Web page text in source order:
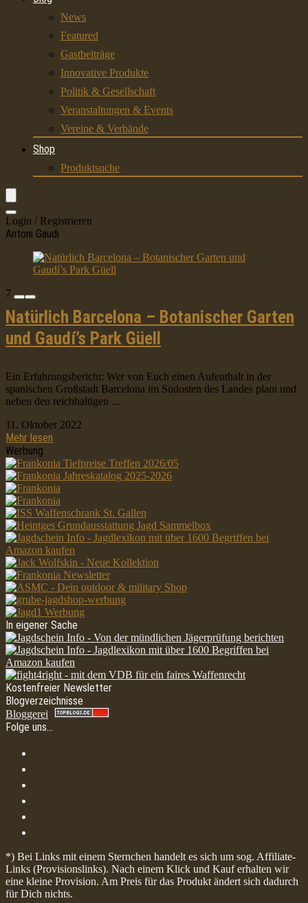
News
Featured
Gastbeiträge
Innovative Produkte
Politik & Gesellschaft
Veranstaltungen & Events
Vereine & Verbände
Shop
Produktsuche
Login / Registrieren
Antoni Gaudi
7
Natürlich Barcelona – Botanischer Garten
und Gaudí’s Park Güell
Ein Erfahrungsbericht: Wer von Euch einen Aufenthalt in der
spanischen Großstadt Barcelona im Südosten des Landes plant und
neben den reichhaltigen ...
11. Oktober 2022
Mehr lesen
Werbung
In eigener Sache
Kostenfreier Newsletter
Blogverzeichnisse
Bloggerei
Folge uns…
*) Bei Links mit einem Sternchen handelt es sich um sog. Affiliate-
Links (Provisionslinks). Nach einem Klick und Kauf erhalten wir
eine kleine Provision. Am Preis für das Produkt ändert sich dadurch
für Dich nichts.